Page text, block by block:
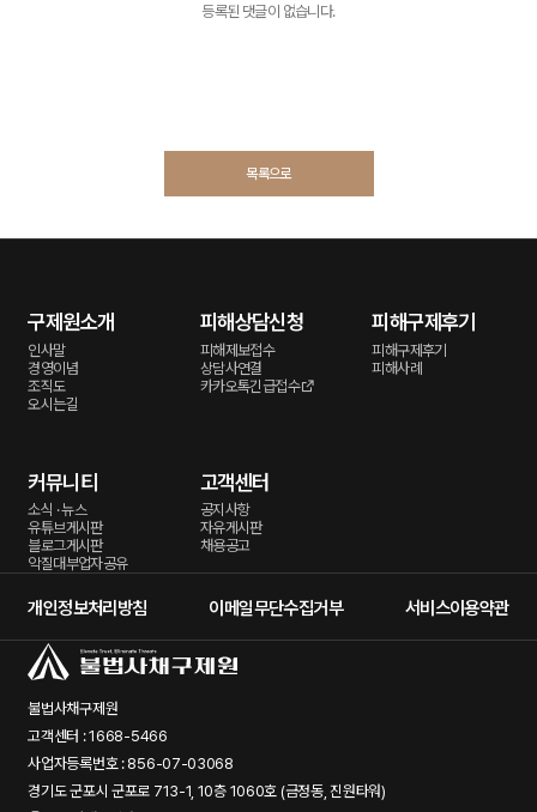
등록된 댓글이 없습니다.
목록으로
구제원소개
인사말
경영이념
조직도
오시는길
피해상담신청
피해제보접수
상담사연결
카카오톡긴급접수
피해구제후기
피해구제후기
피해사례
커뮤니티
소식 · 뉴스
유튜브게시판
블로그게시판
악질대부업자공유
고객센터
공지사항
자유게시판
채용공고
개인정보처리방침 이메일무단수집거부 서비스이용약관
불법사채구제원
고객센터 : 1668-5466
사업자등록번호 : 856-07-03068
경기도 군포시 군포로 713-1, 10층 1060호 (금정동, 진원타워)